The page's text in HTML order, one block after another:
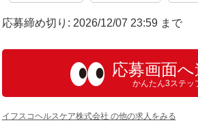
応募締め切り: 2026/12/07 23:59 まで
応募画面
かんたん3ステッ
イフスコヘルスケア株式会社 の他の求人をみる